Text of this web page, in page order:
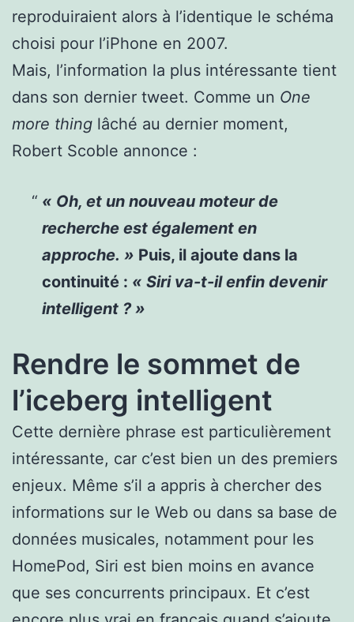
reproduiraient alors à l’identique le schéma
choisi pour l’iPhone en 2007.
Mais, l’information la plus intéressante tient
dans son dernier tweet. Comme un One
more thing lâché au dernier moment,
Robert Scoble annonce :
« Oh, et un nouveau moteur de
recherche est également en
approche. » Puis, il ajoute dans la
continuité : « Siri va-t-il enfin devenir
intelligent ? »
Rendre le sommet de
l’iceberg intelligent
Cette dernière phrase est particulièrement
intéressante, car c’est bien un des premiers
enjeux. Même s’il a appris à chercher des
informations sur le Web ou dans sa base de
données musicales, notamment pour les
HomePod, Siri est bien moins en avance
que ses concurrents principaux. Et c’est